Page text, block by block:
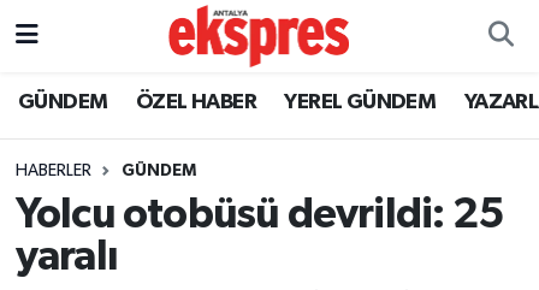
GÜNDEM ÖZEL HABER YEREL GÜNDEM
HABERLER GÜNDEM
Yolcu otobüsü devrildi: 25
yaralı
ÖZEL HABER
YEREL GÜNDEM
EKONOMİ
Nöbetçi Eczaneler
Trafik Durumu
Süper Lig Puan Durumu ve Fikstür